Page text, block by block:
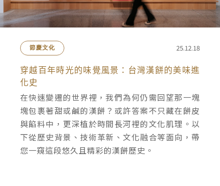
節慶文化 25.12.18
穿越百年時光的味覺風景：台灣漢餅的美味進
化史
在快速變遷的世界裡，我們為何仍需回望那一塊
塊包裹著甜或鹹的漢餅？或許答案不只藏在餅皮
與餡料中，更深植於時間長河裡的文化肌理。以
下從歷史背景、技術革新、文化融合等面向，帶
您一窺這段悠久且精彩的漢餅歷史。